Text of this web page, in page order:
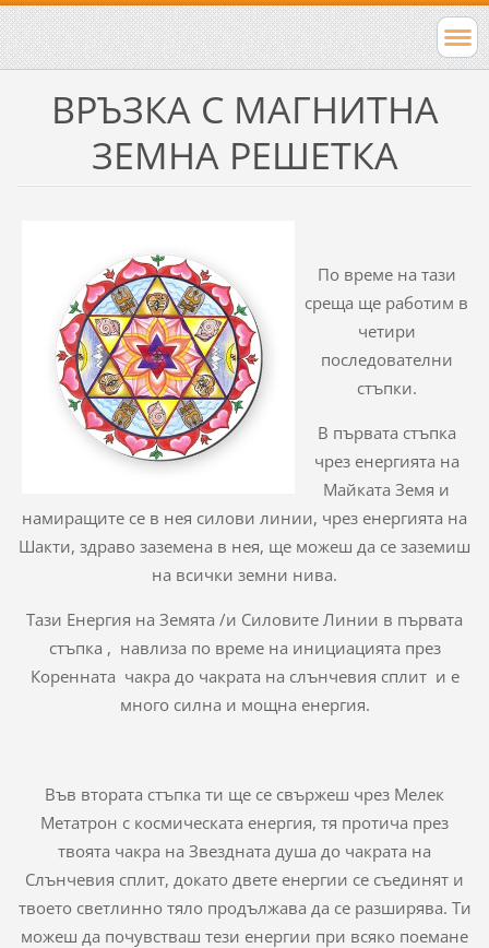
ВРЪЗКА С МАГНИТНА
ЗЕМНА РЕШЕТКА
По време на тази
среща ще работим в
четири
последователни
стъпки.
В първата стъпка
чрез енергията на
Майката Земя и
намиращите се в нея силови линии, чрез енергията на
Шакти, здраво заземена в нея, ще можеш да се заземиш
на всички земни нива.
Тази Енергия на Земята /и Силовите Линии в първата
стъпка , навлиза по време на инициацията през
Коренната чакра до чакрата на слънчевия сплит и е
много силна и мощна енергия.
Във втората стъпка ти ще се свържеш чрез Мелек
Метатрон с космическата енергия, тя протича през
твоята чакра на Звездната душа до чакрата на
Слънчевия сплит, докато двете енергии се съединят и
твоето светлинно тяло продължава да се разширява. Ти
можеш да почувстваш тези енергии при всяко поемане